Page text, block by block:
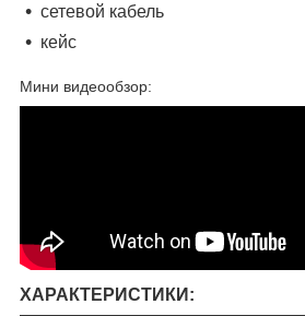
сетевой кабель
кейс
Мини видеообзор:
ХАРАКТЕРИСТИКИ: